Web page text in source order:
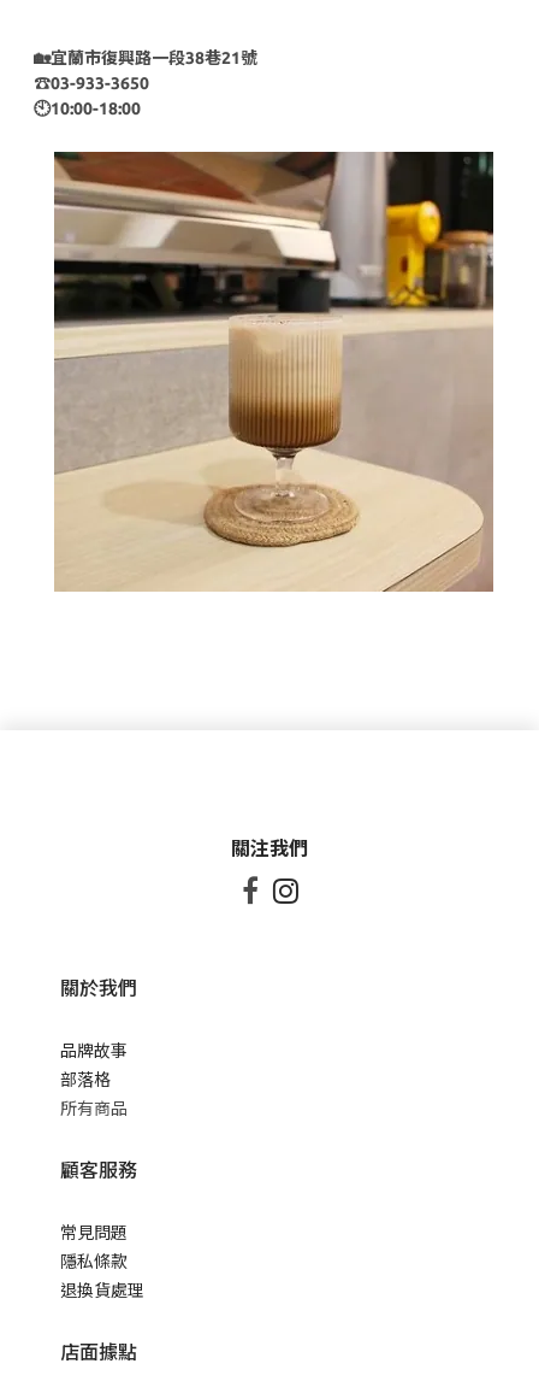
🏡宜蘭市復興路一段38巷21號
☎️03-933-3650
🕙10:00-18:00
關注我們
 
關於我們
品牌故事
部落格
所有商品
顧客服務
常見問題
隱私條款
退換貨處理
店面據點